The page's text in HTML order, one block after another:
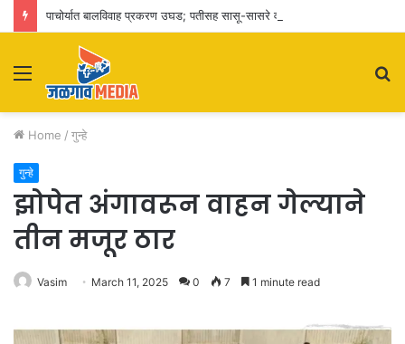
Menu
Home / गुन्हे
गुन्हे
झोपेत अंगावरून वाहन गेल्याने
तीन मजूर ठार
Vasim March 11, 2025 0 7 1 minute read